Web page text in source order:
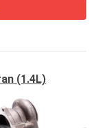
(1.4L)